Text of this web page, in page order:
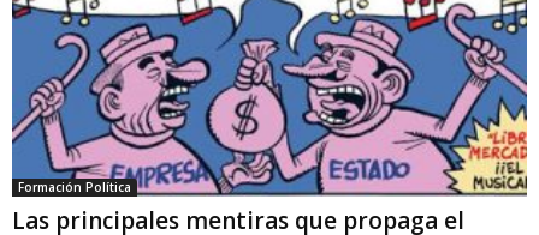
Formación Política
Las principales mentiras que propaga el